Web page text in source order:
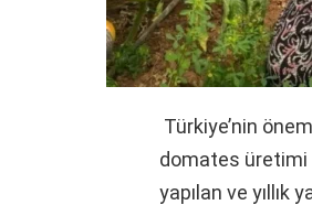
Türkiye’nin
domates üretimi
yapılan ve